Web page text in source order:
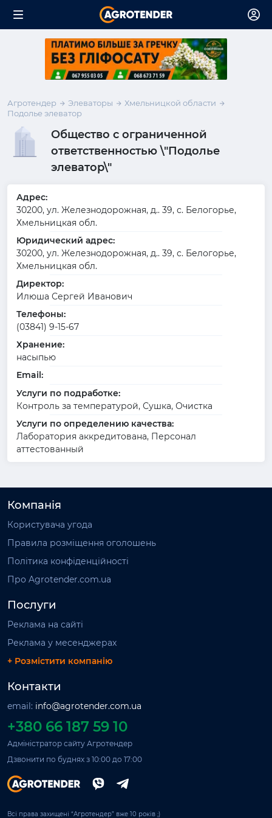
Агротендер Элеваторы
Хмельницкой области
Подолье элеватор
Общество с ограниченной
ответственностью \"Подолье
элеватор\"
Адрес:
30200, ул. Железнодорожная, д.. 39, с. Белогорье,
Хмельницкая обл.
Юридический адрес:
30200, ул. Железнодорожная, д.. 39, с. Белогорье,
Хмельницкая обл.
Директор:
Илюша Сергей Иванович
Телефоны:
(03841) 9-15-67
Хранение:
насыпью
Email:
Услуги по подработке:
Контроль за температурой, Сушка, Очистка
Услуги по определению качества:
Лаборатория аккредитована, Персонал
аттестованный
Компанія
Користувача угода
Правила розміщення оголошень
Політика конфіденційності
Про Agrotender.com.ua
Послуги
Реклама на сайті
Реклама у месенджерах
+ Розмістити компанію
Контакти
email: info@agrotender.com.ua
+380 66 187 59 10
Адміністратор сайту Агротендер
Дзвонити по буднях з 10:00 до 17:00
Всі права захищені “Агротендер” вже 10 років ;)